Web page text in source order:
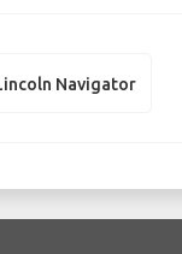
Navigator